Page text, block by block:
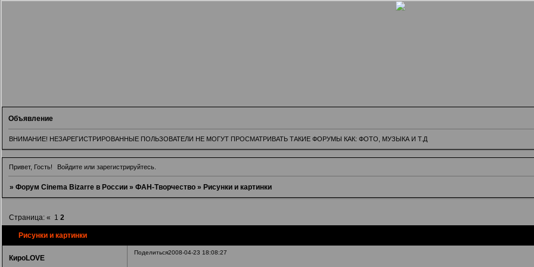
Объявление
ВНИМАНИЕ! НЕЗАРЕГИСТРИРОВАННЫЕ ПОЛЬЗОВАТЕЛИ НЕ МОГУТ ПРОСМАТРИВАТЬ ТАКИЕ ФОРУМЫ КАК: ФОТО, МУЗЫКА И Т.Д
Привет, Гость! Войдите илизарегистрируйтесь
» Форум Cinema Bizarre в России » ФАН-Творчество » Рисунки и картинки
Рисунки и картинки
Страница: « 1 2
Поделиться2008-04-23 18:08:27
КироLOVE